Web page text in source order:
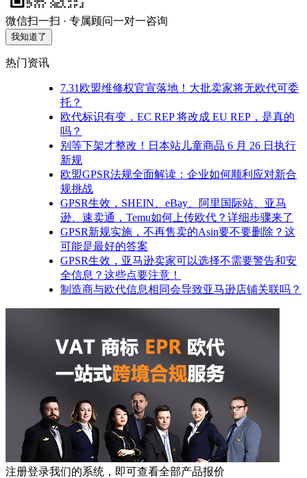
微信扫一扫 · 专属顾问一对一咨询
我知道了
热门资讯
7.31欧盟维修权官宣落地！大批卖家将无欧代可委
托？
欧代标识有变，EC REP 将改成 EU REP，是真的
吗？
别等下架才整改！日本站儿童商品 6 月 26 日执行
新规
欧盟GPSR法规全面解读：企业如何顺利应对新合
规挑战
GPSR生效，SHEIN、eBay、阿里国际站、亚马
逊、速卖通，Temu如何上传欧代？详细步骤来了
GPSR新规实施，不再售卖的Asin要不要删除？这
可能是最好的答案
GPSR生效，亚马逊卖家可以选择不需要警告和安
全信息？这些点要注意！
制造商与欧代信息相同会导致亚马逊店铺关联吗？
注册登录我们的系统，即可查看全部产品报价